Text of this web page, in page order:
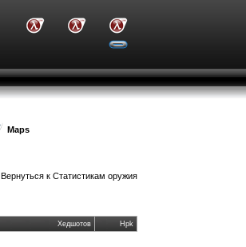
Maps
Вернуться кСтатистикам оружия
Хедшотов Hpk